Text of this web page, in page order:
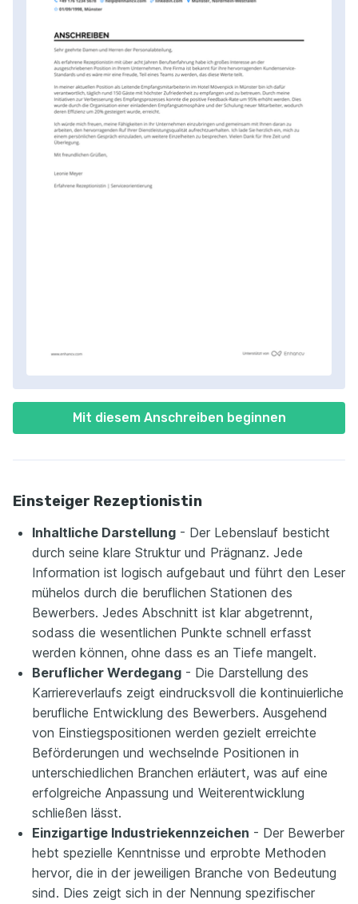
Mit diesem Anschreiben beginnen
Einsteiger Rezeptionistin
Inhaltliche Darstellung - Der Lebenslauf besticht
durch seine klare Struktur und Prägnanz. Jede
Information ist logisch aufgebaut und führt den Leser
mühelos durch die beruflichen Stationen des
Bewerbers. Jedes Abschnitt ist klar abgetrennt,
sodass die wesentlichen Punkte schnell erfasst
werden können, ohne dass es an Tiefe mangelt.
Beruflicher Werdegang - Die Darstellung des
Karriereverlaufs zeigt eindrucksvoll die kontinuierliche
berufliche Entwicklung des Bewerbers. Ausgehend
von Einstiegspositionen werden gezielt erreichte
Beförderungen und wechselnde Positionen in
unterschiedlichen Branchen erläutert, was auf eine
erfolgreiche Anpassung und Weiterentwicklung
schließen lässt.
Einzigartige Industriekennzeichen - Der Bewerber
hebt spezielle Kenntnisse und erprobte Methoden
hervor, die in der jeweiligen Branche von Bedeutung
sind. Dies zeigt sich in der Nennung spezifischer